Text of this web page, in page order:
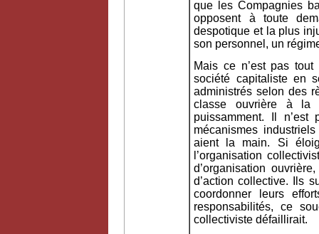
que les Compagnies
opposent à toute
despotique et la plus
son personnel, un
Mais ce n’est pas
société capitaliste en
administrés selon des
classe ouvrière à la
puissamment. Il
mécanismes
aient la main. Si
l’organisation
d’organisation
d’action collective. Ils
coordonner leurs
responsabilités, ce
collectiviste défaillirait.